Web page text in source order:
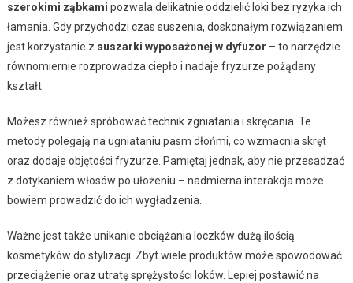
szerokimi ząbkami pozwala delikatnie oddzielić loki bez ryzyka ich
łamania. Gdy przychodzi czas suszenia, doskonałym rozwiązaniem
jest korzystanie z suszarki wyposażonej w dyfuzor – to narzędzie
równomiernie rozprowadza ciepło i nadaje fryzurze pożądany
kształt.
Możesz również spróbować technik zgniatania i skręcania. Te
metody polegają na ugniataniu pasm dłońmi, co wzmacnia skręt
oraz dodaje objętości fryzurze. Pamiętaj jednak, aby nie przesadzać
z dotykaniem włosów po ułożeniu – nadmierna interakcja może
bowiem prowadzić do ich wygładzenia.
Ważne jest także unikanie obciążania loczków dużą ilością
kosmetyków do stylizacji. Zbyt wiele produktów może spowodować
przeciążenie oraz utratę sprężystości loków. Lepiej postawić na